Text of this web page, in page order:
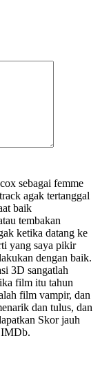
sebagai femme
agak tertanggal
baik
tembakan
ketika datang ke
yang saya pikir
dengan baik.
3D sangatlah
film itu tahun
film vampir, dan
dan tulus, dan
Skor jauh
IMDb.